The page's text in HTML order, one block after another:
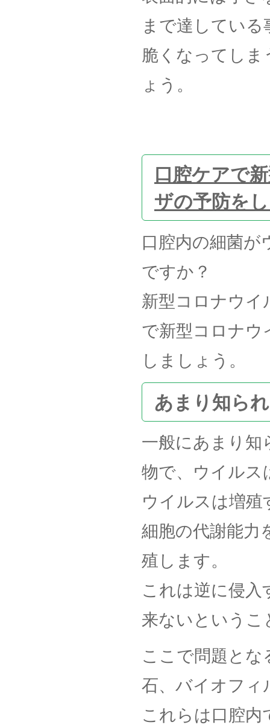
まで達してい
脆くなってしま
ょう。
口腔ケアで
ザの予防を
口腔内の細菌が
ですか？
新型コロナウイ
で新型コロナウ
しましょう。
あまり知ら
一般にあまり知
物で、ウイルス
ウイルスは増殖
細胞の代謝能力
殖します。
これは逆に侵入
来ないというこ
ここで問題とな
石、バイオフィ
これらは口腔内